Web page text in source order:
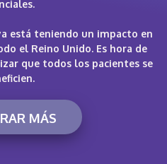
está teniendo un impacto en
el Reino Unido. Es hora de
que todos los pacientes se
MÁS